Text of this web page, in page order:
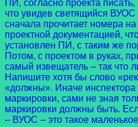
ПИ, согласно проекта
что увидев светящийся ВУОС
сначала прочитает номера
проектной документацией,
установлен ПИ, с таким же
Потом, с проектом в руках,
самый извещатель – так что
Напишите хотя бы слово
«должны». Иначе инспектора
маркировки, сами не зная
маркировки должны быть.
– ВУОС – это такое